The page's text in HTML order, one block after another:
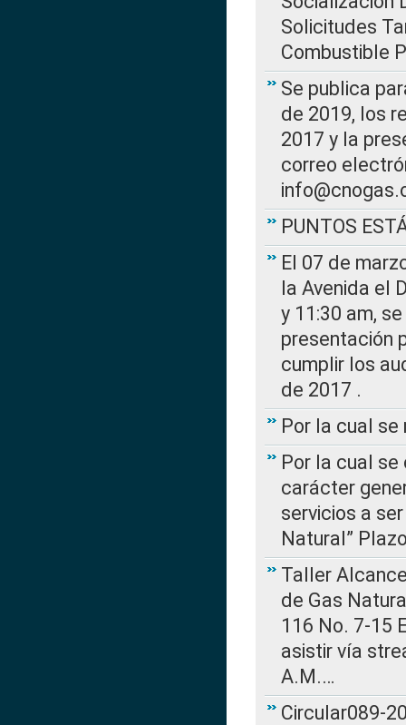
Solicitudes
Combustible
Se publica
de 2019, los
2017 y la
correo
PUNTOS
El 07 de
la Avenida el
y 11:30 am,
presentación
cumplir los
de 2017 .
Por la cual se
Por la cual
carácter
servicios a
Natural”
Taller
de Gas
116 No. 7-15
asistir vía
A.M.…
Circular089-